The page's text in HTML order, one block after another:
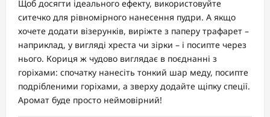
Щоб досягти ідеального ефекту, використовуйте
ситечко для рівномірного нанесення пудри. А якщо
хочете додати візерунків, виріжте з паперу трафарет –
наприклад, у вигляді хреста чи зірки – і посипте через
нього. Кориця ж чудово виглядає в поєднанні з
горіхами: спочатку нанесіть тонкий шар меду, посипте
подрібленими горіхами, а зверху додайте щіпку спеції.
Аромат буде просто неймовірний!